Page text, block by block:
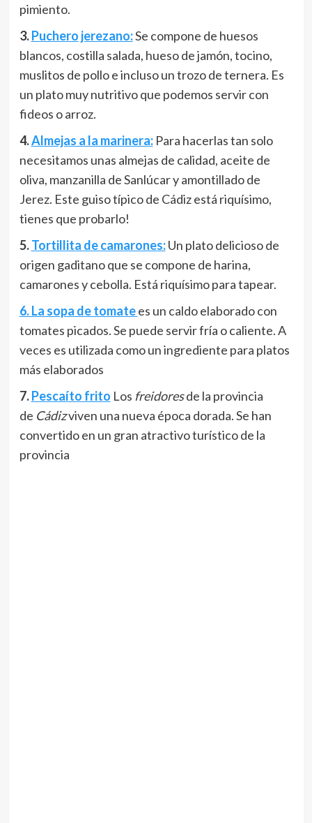
pimiento.
3.Puchero jerezano:Se compone de huesos
blancos, costilla salada, hueso de jamón, tocino,
muslitos de pollo e incluso un trozo de ternera. Es
un plato muy nutritivo que podemos servir con
fideos o arroz.
4.Almejas a la marinera:Para hacerlas tan solo
necesitamos unas almejas de calidad, aceite de
oliva, manzanilla de Sanlúcar y amontillado de
Jerez. Este guiso típico de Cádiz está riquísimo,
tienes que probarlo!
5.Tortillita de camarones: Un plato delicioso de
origen gaditano que se compone de harina,
camarones y cebolla. Está riquísimo para tapear.
6. La sopa de tomate es un caldo elaborado con
tomates picados. Se puede servir fría o caliente. A
veces es utilizada como un ingrediente para platos
más elaborados
7.Pescaíto frito Los freidoresde la provincia
de Cádizviven una nueva época dorada. Se han
convertido en un gran atractivo turístico de la
provincia